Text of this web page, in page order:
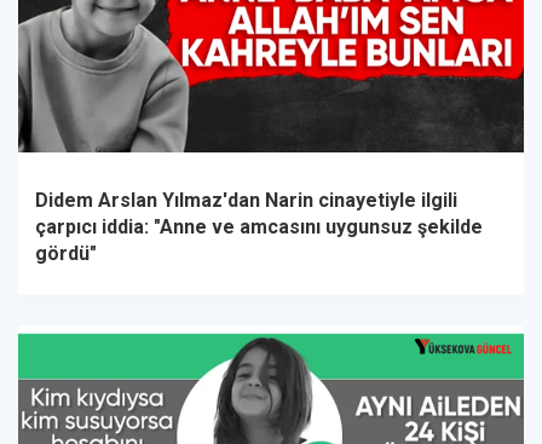
Didem Arslan Yılmaz'dan Narin cinayetiyle ilgili
çarpıcı iddia: "Anne ve amcasını uygunsuz şekilde
gördü"